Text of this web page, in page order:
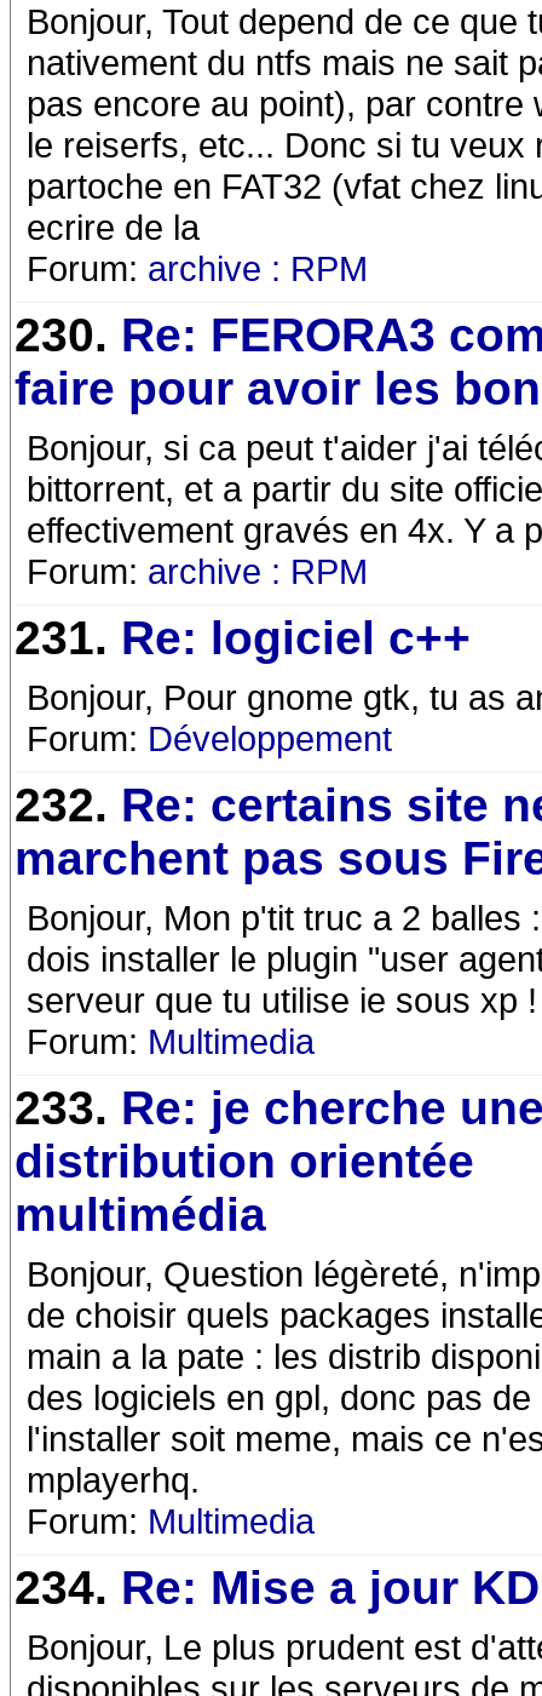
Bonjour, Tout depend de ce
nativement du ntfs mais ne sait
pas encore au point), par
le reiserfs, etc... Donc si tu
partoche en FAT32 (vfat chez
ecrire de la
Forum: archive : RPM
230. Re: FERORA3
faire pour avoir les
Bonjour, si ca peut t'aider j'ai
bittorrent, et a partir du site
effectivement gravés en 4x. Y a
Forum: archive : RPM
231. Re: logiciel c++
Bonjour, Pour gnome gtk, tu as
Forum: Développement
232. Re: certains site
marchent pas sous
Bonjour, Mon p'tit truc a 2
dois installer le plugin "user
serveur que tu utilise ie sous xp
Forum: Multimedia
233. Re: je cherche
distribution orientée
multimédia
Bonjour, Question légèreté,
de choisir quels packages
main a la pate : les distrib
des logiciels en gpl, donc pas
l'installer soit meme, mais ce
mplayerhq.
Forum: Multimedia
234. Re: Mise a jour
Bonjour, Le plus prudent est